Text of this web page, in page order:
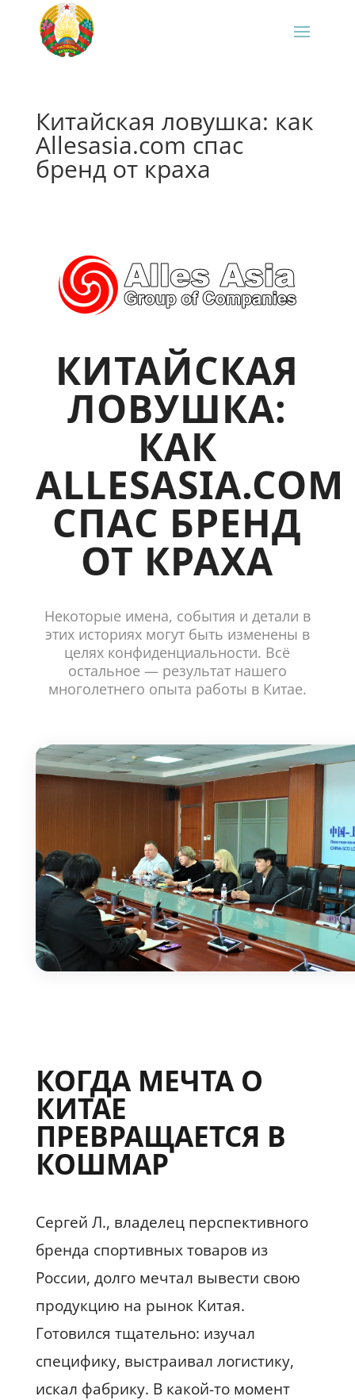
Китайская ловушка: как
Allesasia.com спас
бренд от краха
КИТАЙСКАЯ
ЛОВУШКА:
КАК
ALLESASIA.COM
СПАС БРЕНД
ОТ КРАХА
Некоторые имена, события и детали в
этих историях могут быть изменены в
целях конфиденциальности. Всё
остальное — результат нашего
многолетнего опыта работы в Китае.
КОГДА МЕЧТА О
КИТАЕ
ПРЕВРАЩАЕТСЯ В
КОШМАР
Сергей Л., владелец перспективного
бренда спортивных товаров из
России, долго мечтал вывести свою
продукцию на рынок Китая.
Готовился тщательно: изучал
специфику, выстраивал логистику,
искал фабрику. В какой-то момент